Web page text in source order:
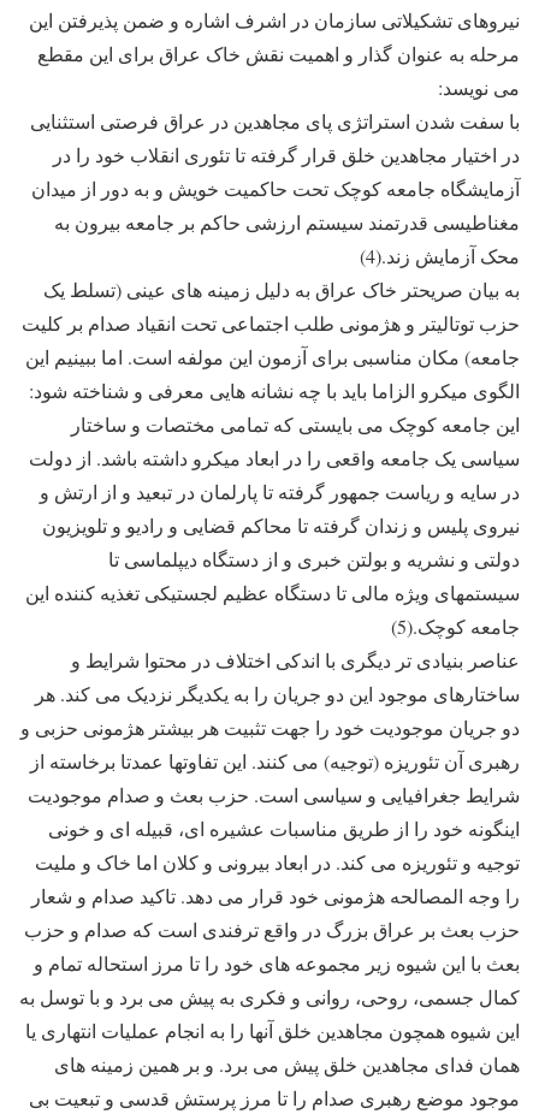
نیروهای تشکیلاتی سازمان در اشرف اشاره و ضمن پذیرفتن این
مرحله به عنوان گذار و اهمیت نقش خاک عراق برای این مقطع
می نویسد:
با سفت شدن استراتژی پای مجاهدین در عراق فرصتی استثنایی
در اختیار مجاهدین خلق قرار گرفته تا تئوری انقلاب خود را در
آزمایشگاه جامعه کوچک تحت حاکمیت خویش و به دور از میدان
مغناطیسی قدرتمند سیستم ارزشی حاکم بر جامعه بیرون به
محک آزمایش زند.(4)
به بیان صریحتر خاک عراق به دلیل زمینه های عینی (تسلط یک
حزب توتالیتر و هژمونی طلب اجتماعی تحت انقیاد صدام بر کلیت
جامعه) مکان مناسبی برای آزمون این مولفه است. اما ببینیم این
الگوی میکرو الزاما باید با چه نشانه هایی معرفی و شناخته شود:
این جامعه کوچک می بایستی که تمامی مختصات و ساختار
سیاسی یک جامعه واقعی را در ابعاد میکرو داشته باشد. از دولت
در سایه و ریاست جمهور گرفته تا پارلمان در تبعید و از ارتش و
نیروی پلیس و زندان گرفته تا محاکم قضایی و رادیو و تلویزیون
دولتی و نشریه و بولتن خبری و از دستگاه دیپلماسی تا
سیستمهای ویژه مالی تا دستگاه عظیم لجستیکی تغذیه کننده این
جامعه کوچک.(5)
عناصر بنیادی تر دیگری با اندکی اختلاف در محتوا شرایط و
ساختارهای موجود این دو جریان را به یکدیگر نزدیک می کند. هر
دو جریان موجودیت خود را جهت تثبیت هر بیشتر هژمونی حزبی و
رهبری آن تئوریزه (توجیه) می کنند. این تفاوتها عمدتا برخاسته از
شرایط جغرافیایی و سیاسی است. حزب بعث و صدام موجودیت
اینگونه خود را از طریق مناسبات عشیره ای، قبیله ای و خونی
توجیه و تئوریزه می کند. در ابعاد بیرونی و کلان اما خاک و ملیت
را وجه المصالحه هژمونی خود قرار می دهد. تاکید صدام و شعار
حزب بعث بر عراق بزرگ در واقع ترفندی است که صدام و حزب
بعث با این شیوه زیر مجموعه های خود را تا مرز استحاله تمام و
کمال جسمی، روحی، روانی و فکری به پیش می برد و با توسل به
این شیوه همچون مجاهدین خلق آنها را به انجام عملیات انتهاری یا
همان فدای مجاهدین خلق پیش می برد. و بر همین زمینه های
موجود موضع رهبری صدام را تا مرز پرستش قدسی و تبعیت بی